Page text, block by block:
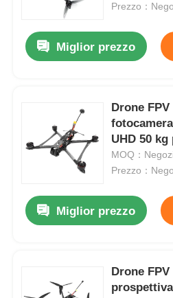
Prezzo：
Miglior prezzo
Drone
UHD 50
distanza
km
MOQ：
Prezzo：
Miglior prezzo
Drone